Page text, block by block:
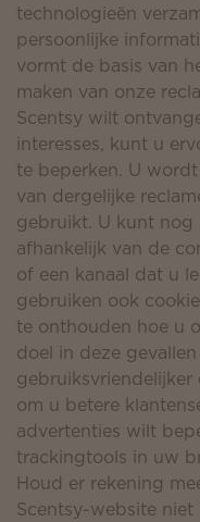
technologieën
persoonlijke
vormt de basis van
maken van onze
Scentsy wilt
interesses, kunt u
te beperken. U
van dergelijke
gebruikt. U kunt nog
afhankelijk van de
of een kanaal dat u
gebruiken ook
te onthouden hoe u
doel in deze
gebruiksvriendelijker
om u betere
advertenties wilt
trackingtools in uw
Houd er rekening
Scentsy-website